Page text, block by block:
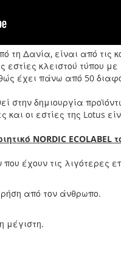
τη Δανία, είναι από τις
εστίες κλειστού τύπου
έχει πάνω από 50
στην δημιουργία
οι εστίες της Lotus
NORDIC ECOLABEL
έχουν τις λιγότερες
από τον άνθρωπο.
μέγιστη.